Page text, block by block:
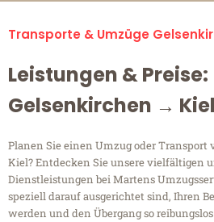
Transporte & Umzüge
Leistungen & Preise:
Gelsenkirchen → Kiel
Planen Sie einen Umzug oder
Kiel? Entdecken Sie unsere vielfältigen
Dienstleistungen bei Martens
speziell darauf ausgerichtet sind, Ihren
werden und den Übergang so